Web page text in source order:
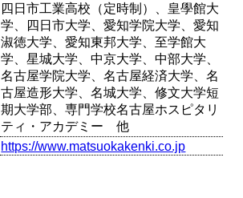
四日市工業高校（定時制）、皇學館大
学、四日市大学、愛知学院大学、愛知
淑徳大学、愛知東邦大学、至学館大
学、星城大学、中京大学、中部大学、
名古屋学院大学、名古屋経済大学、名
古屋造形大学、名城大学、修文大学短
期大学部、専門学校名古屋ホスピタリ
ティ・アカデミー 他
https://www.matsuokakenki.co.jp